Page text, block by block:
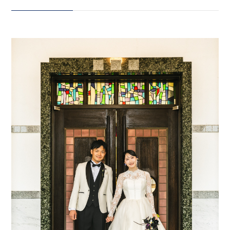
〒963-8041
福島県郡山市富田町権現林9−１
来店のご予約
お問い合わせ
に入るとステンドグラスや赤い緞
は、総レースにフィッシュテール
のクラシカルなドレス 新郎は白と
黒のコントラストが際立つタキシ
ードで洗練されたスタイルに 歴史
ある建物の外と中、どちらも楽し
める特別なロケーションです
produce @reimei_plus
photographer
@reimei_plus_h hairmake
@takezawaaaaa assistant
@reimei_ohwada stylist